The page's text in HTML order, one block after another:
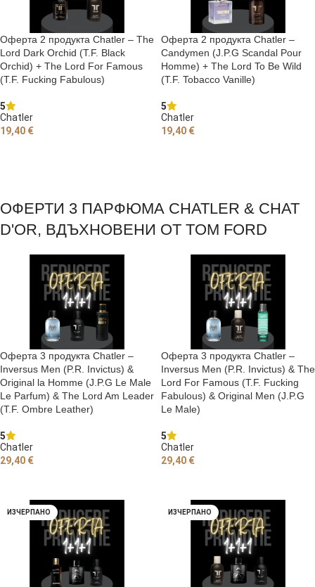
Оферта 2 продукта Chatler – The
Lord Dark Orchid (T.F. Black
Orchid) + The Lord For Famous
(T.F. Fucking Fabulous)
5
Chatler
19,40 €
Оферта 2 продукта Chatler –
Candymen (J.P.G Scandal Pour
Homme) + The Lord To Be Wild
(T.F. Tobacco Vanille)
5
Chatler
19,40 €
ОФЕРТИ 3 ПАРФЮМА CHATLER & CHAT
D'OR, ВДЪХНОВЕНИ ОТ TOM FORD
Оферта 3 продукта Chatler –
Inversus Men (P.R. Invictus) &
Original la Homme (J.P.G Le Male
Le Parfum) & The Lord Am Leader
(T.F. Ombre Leather)
5
Chatler
29,40 €
Оферта 3 продукта Chatler –
Inversus Men (P.R. Invictus) & The
Lord For Famous (T.F. Fucking
Fabulous) & Original Men (J.P.G
Le Male)
5
Chatler
29,40 €
ИЗЧЕРПАНО ИЗЧЕРПАНО